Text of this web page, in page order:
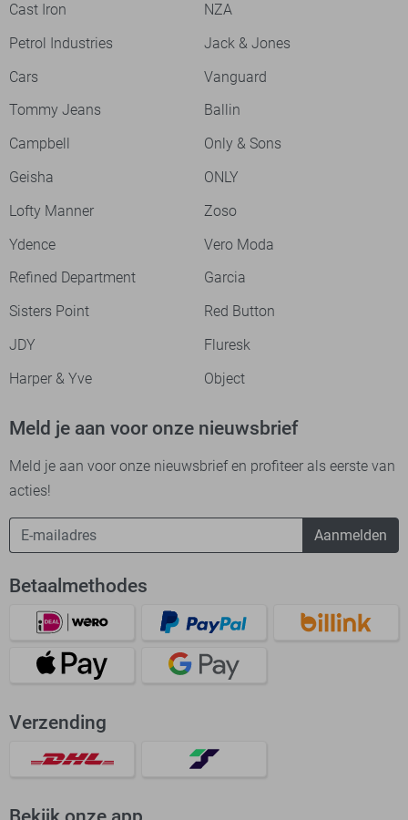
Cast Iron
NZA
Petrol Industries
Jack & Jones
Cars
Vanguard
Tommy Jeans
Ballin
Campbell
Only & Sons
Geisha
ONLY
Lofty Manner
Zoso
Ydence
Vero Moda
Refined Department
Garcia
Sisters Point
Red Button
JDY
Fluresk
Harper & Yve
Object
Meld je aan voor onze nieuwsbrief
Meld je aan voor onze nieuwsbrief en profiteer als eerste van
acties!
Aanmelden
Betaalmethodes
Verzending